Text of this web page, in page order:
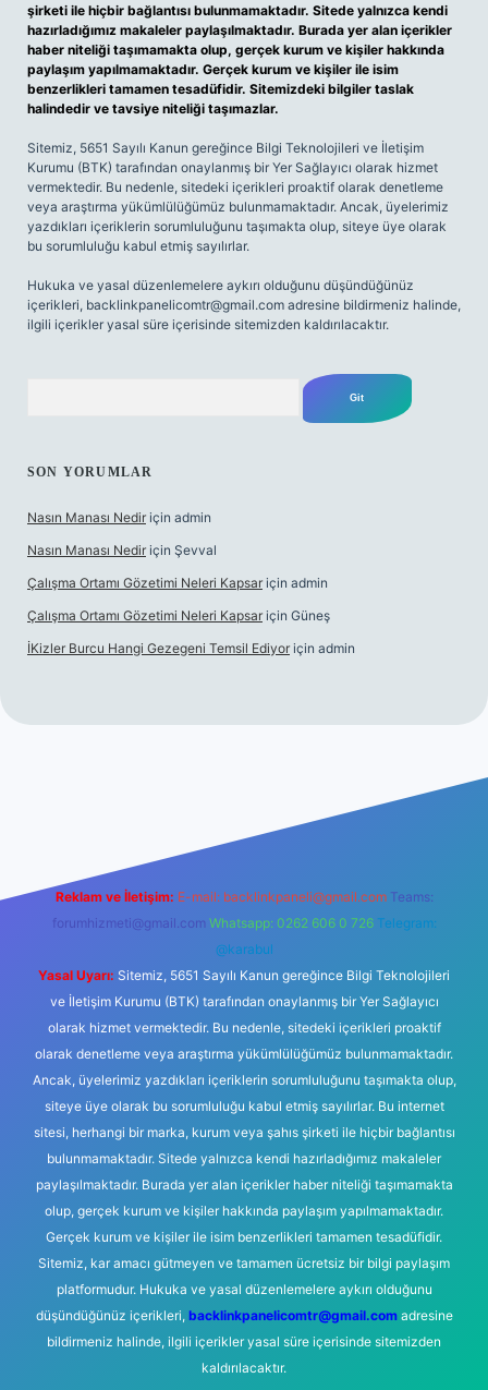
şirketi ile hiçbir bağlantısı bulunmamaktadır. Sitede yalnızca kendi
hazırladığımız makaleler paylaşılmaktadır. Burada yer alan içerikler
haber niteliği taşımamakta olup, gerçek kurum ve kişiler hakkında
paylaşım yapılmamaktadır. Gerçek kurum ve kişiler ile isim
benzerlikleri tamamen tesadüfidir. Sitemizdeki bilgiler taslak
halindedir ve tavsiye niteliği taşımazlar.
Sitemiz, 5651 Sayılı Kanun gereğince Bilgi Teknolojileri ve İletişim
Kurumu (BTK) tarafından onaylanmış bir Yer Sağlayıcı olarak hizmet
vermektedir. Bu nedenle, sitedeki içerikleri proaktif olarak denetleme
veya araştırma yükümlülüğümüz bulunmamaktadır. Ancak, üyelerimiz
yazdıkları içeriklerin sorumluluğunu taşımakta olup, siteye üye olarak
bu sorumluluğu kabul etmiş sayılırlar.
Hukuka ve yasal düzenlemelere aykırı olduğunu düşündüğünüz
içerikleri, backlinkpanelicomtr@gmail.com adresine bildirmeniz halinde,
ilgili içerikler yasal süre içerisinde sitemizden kaldırılacaktır.
SON YORUMLAR
Nasın Manası Nedir için admin
Nasın Manası Nedir için Şevval
Çalışma Ortamı Gözetimi Neleri Kapsar için admin
Çalışma Ortamı Gözetimi Neleri Kapsar için Güneş
İKizler Burcu Hangi Gezegeni Temsil Ediyor için admin
Reklam ve İletişim: E-mail: backlinkpaneli@gmail.com Teams:
forumhizmeti@gmail.com Whatsapp: 0262 606 0 726 Telegram:
@karabul
Yasal Uyarı: Sitemiz, 5651 Sayılı Kanun gereğince Bilgi Teknolojileri
ve İletişim Kurumu (BTK) tarafından onaylanmış bir Yer Sağlayıcı
olarak hizmet vermektedir. Bu nedenle, sitedeki içerikleri proaktif
olarak denetleme veya araştırma yükümlülüğümüz bulunmamaktadır.
Ancak, üyelerimiz yazdıkları içeriklerin sorumluluğunu taşımakta olup,
siteye üye olarak bu sorumluluğu kabul etmiş sayılırlar. Bu internet
sitesi, herhangi bir marka, kurum veya şahıs şirketi ile hiçbir bağlantısı
bulunmamaktadır. Sitede yalnızca kendi hazırladığımız makaleler
paylaşılmaktadır. Burada yer alan içerikler haber niteliği taşımamakta
olup, gerçek kurum ve kişiler hakkında paylaşım yapılmamaktadır.
Gerçek kurum ve kişiler ile isim benzerlikleri tamamen tesadüfidir.
Sitemiz, kar amacı gütmeyen ve tamamen ücretsiz bir bilgi paylaşım
platformudur. Hukuka ve yasal düzenlemelere aykırı olduğunu
düşündüğünüz içerikleri, backlinkpanelicomtr@gmail.comadresine
bildirmeniz halinde, ilgili içerikler yasal süre içerisinde sitemizden
kaldırılacaktır.